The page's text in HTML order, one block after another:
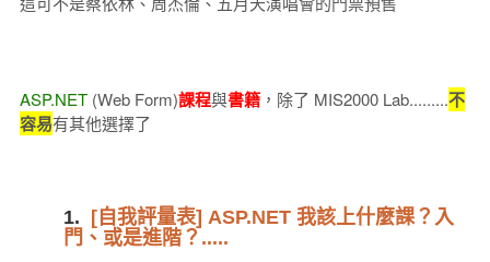
ASP.NET(Web Form)課程與書籍，除了 MIS2000 Lab.........不
容易有其他選擇了
1. [自我評量表] ASP.NET 我該上什麼課？入
門、或是進階？.....